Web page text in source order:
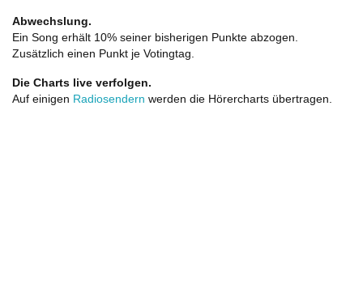
Abwechslung.
Ein Song erhält 10% seiner bisherigen Punkte abzogen.
Zusätzlich einen Punkt je Votingtag.
Die Charts live verfolgen.
Auf einigen Radiosendern werden die Hörercharts übertragen.